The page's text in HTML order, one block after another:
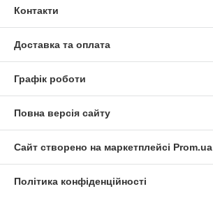
Контакти
Доставка та оплата
Графік роботи
Повна версія сайту
Сайт створено на маркетплейсі Prom.ua
Політика конфіденційності